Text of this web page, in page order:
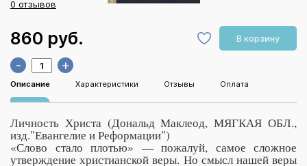
0 отзывов
860 руб. В корзину
- +
Описание Характеристики Отзывы Оплата
Личность Христа (Дональд Маклеод, МЯГКАЯ ОБЛ.,
изд."Евангелие и Реформации")
«Слово стало плотью» — пожалуй, самое сложное
утверждение христианской веры. Но смысл нашей веры